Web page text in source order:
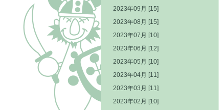
2023年09月 [15]
2023年08月 [15]
2023年07月 [10]
2023年06月 [12]
2023年05月 [10]
2023年04月 [11]
2023年03月 [11]
2023年02月 [10]